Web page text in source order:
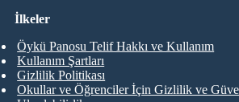
İlkeler
Öykü Panosu Telif Hakkı ve Kullanım
Kullanım Şartları
Gizlilik Politikası
Okullar ve Öğrenciler İçin Gizlilik ve